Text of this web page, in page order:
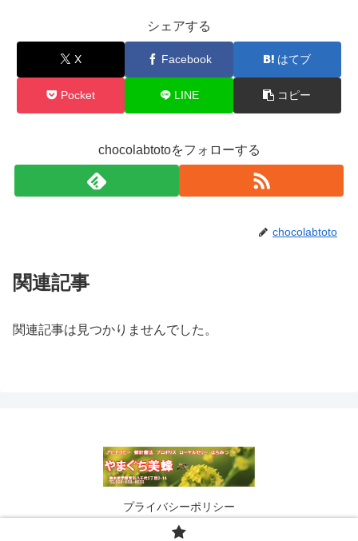
シェアする
X Facebook はてブ
Pocket LINE コピー
chocolabtotoをフォローする
chocolabtoto
関連記事
関連記事は見つかりませんでした。
プライバシーポリシー
© 2017 はちみつ・プロポリス・ローヤルゼリーのやまぐち美蜂.